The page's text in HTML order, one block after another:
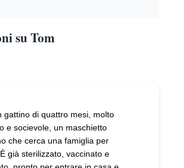
su Tom
gattino di quattro mesi, molto
e socievole, un maschietto
che cerca una famiglia per
già sterilizzato, vaccinato e